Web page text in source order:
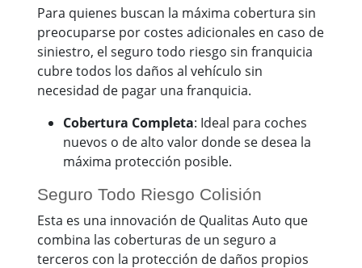
Para quienes buscan la máxima cobertura sin
preocuparse por costes adicionales en caso de
siniestro, el seguro todo riesgo sin franquicia
cubre todos los daños al vehículo sin
necesidad de pagar una franquicia.
Cobertura Completa: Ideal para coches
nuevos o de alto valor donde se desea la
máxima protección posible.
Seguro Todo Riesgo Colisión
Esta es una innovación de Qualitas Auto que
combina las coberturas de un seguro a
terceros con la protección de daños propios